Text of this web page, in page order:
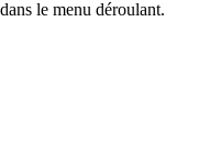
le menu déroulant.